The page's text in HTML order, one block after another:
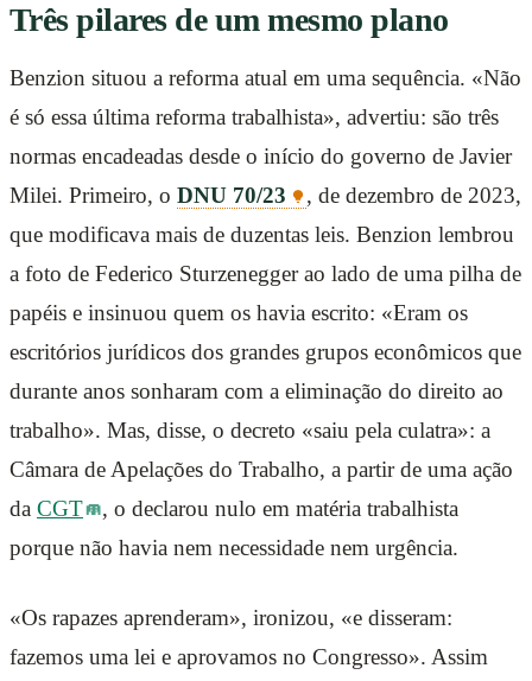
Três pilares de um mesmo plano
Benzion situou a reforma atual em uma sequência. «Não
é só essa última reforma trabalhista», advertiu: são três
normas encadeadas desde o início do governo de Javier
Milei. Primeiro, o DNU 70/23
, de dezembro de 2023,
que modificava mais de duzentas leis. Benzion lembrou
a foto de Federico Sturzenegger ao lado de uma pilha de
papéis e insinuou quem os havia escrito: «Eram os
escritórios jurídicos dos grandes grupos econômicos que
durante anos sonharam com a eliminação do direito ao
trabalho». Mas, disse, o decreto «saiu pela culatra»: a
Câmara de Apelações do Trabalho, a partir de uma ação
da CGT
, o declarou nulo em matéria trabalhista
porque não havia nem necessidade nem urgência.
«Os rapazes aprenderam», ironizou, «e disseram:
fazemos uma lei e aprovamos no Congresso». Assim